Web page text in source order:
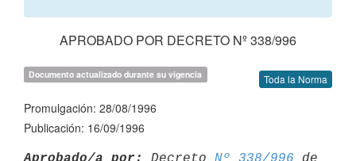
APROBADO POR DECRETO Nº 338/996
Documento actualizado durante su vigencia Toda la Norma
Promulgación: 28/08/1996
Publicación: 16/09/1996